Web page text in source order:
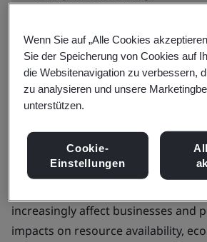
View dates and book now
Climate change has been cited as
increasingly affect businesses and
impacts on resource availability,
Wenn Sie auf „Alle Cookies
Sie der Speicherung von Cookies auf
die Websitenavigation zu verbessern,
zu analysieren und unsere
unterstützen.
Cookie-
Einstellungen